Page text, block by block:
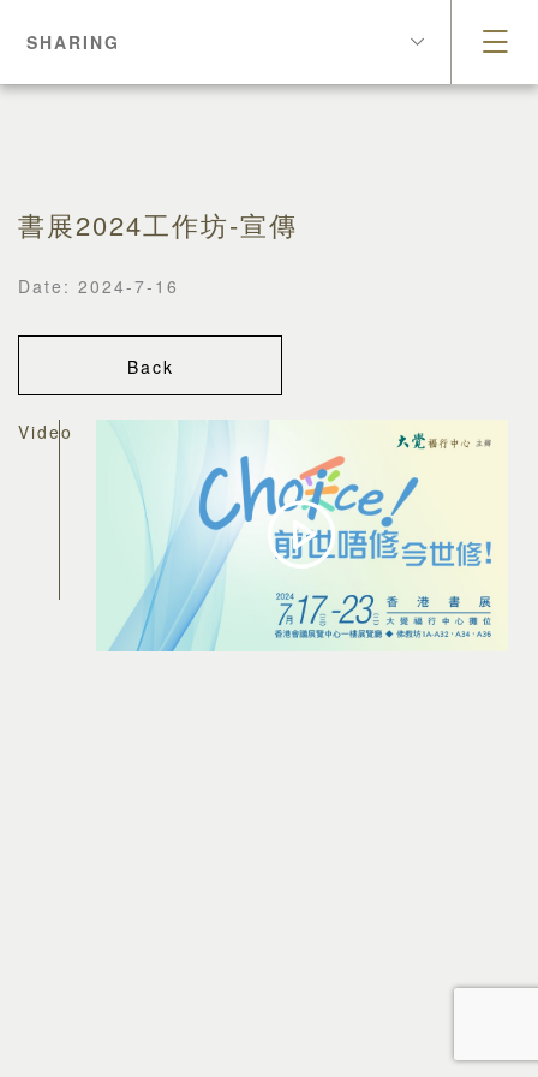
SHARING
書展2024工作坊-宣傳
Date: 2024-7-16
Back
Video